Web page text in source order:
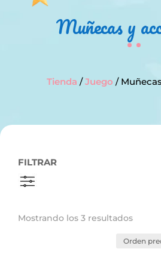
Muñecas y
Tienda /Juego /
FILTRAR
Mostrando los 3 resultados